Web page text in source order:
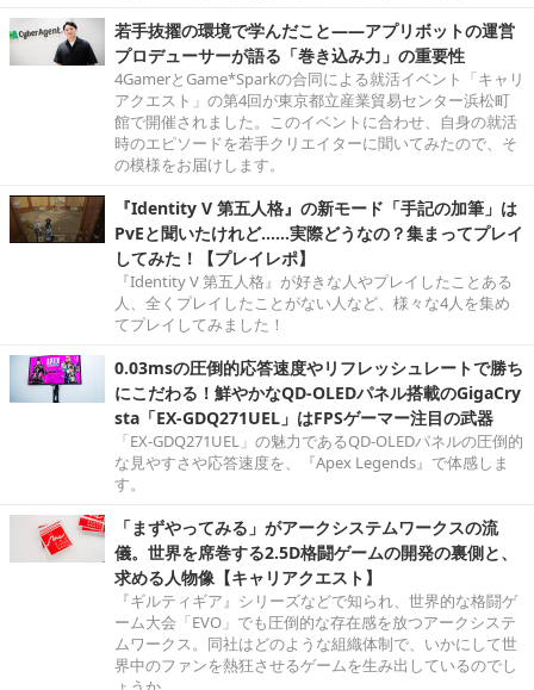
若手抜擢の環境で学んだこと――アプリボットの運営
プロデューサーが語る「巻き込み力」の重要性
4GamerとGame*Sparkの合同による就活イベント「キャリ
アクエスト」の第4回が東京都立産業貿易センター浜松町
館で開催されました。このイベントに合わせ、自身の就活
時のエピソードを若手クリエイターに聞いてみたので、そ
の模様をお届けします。
『Identity V 第五人格』の新モード「手記の加筆」は
PvEと聞いたけれど……実際どうなの？集まってプレイ
してみた！【プレイレポ】
『Identity V 第五人格』が好きな人やプレイしたことある
人、全くプレイしたことがない人など、様々な4人を集め
てプレイしてみました！
0.03msの圧倒的応答速度やリフレッシュレートで勝ち
にこだわる！鮮やかなQD-OLEDパネル搭載のGigaCry
sta「EX-GDQ271UEL」はFPSゲーマー注目の武器
「EX-GDQ271UEL」の魅力であるQD-OLEDパネルの圧倒的
な見やすさや応答速度を、『Apex Legends』で体感しま
す。
「まずやってみる」がアークシステムワークスの流
儀。世界を席巻する2.5D格闘ゲームの開発の裏側と、
求める人物像【キャリアクエスト】
『ギルティギア』シリーズなどで知られ、世界的な格闘ゲ
ーム大会「EVO」でも圧倒的な存在感を放つアークシステ
ムワークス。同社はどのような組織体制で、いかにして世
界中のファンを熱狂させるゲームを生み出しているのでし